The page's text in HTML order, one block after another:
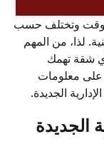
وتختلف حسب
لذا، من المهم
شقة تهمك
على معلومات
الجديدة.
الجديدة